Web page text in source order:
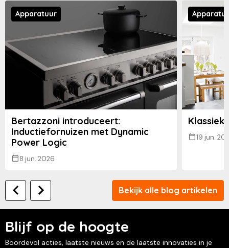
Apparatuur
Bertazzoni introduceert:
Inductiefornuizen met Dynamic
Power Logic
8 jun. 2026
Klassiek
19 jun.
Bekijk alle blog artikelen
Blijf op de hoogte
Boordevol acties, laatste nieuws en de laatste innovaties in je